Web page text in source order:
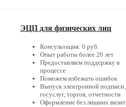
ЭЦП для физических лиц
Консультация: 0 руб.
Опыт работы более 20 лет
Предоставляем поддержку в
процессе
Поможем избежать ошибок
Выпуск электронной подписи
госуслуг, торгов, отчетности
Оформление без лишних